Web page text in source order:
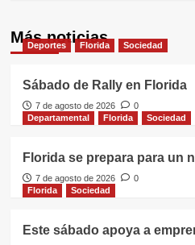
Más noticias
Deportes Florida Sociedad
Sábado de Rally en Florida
7 de agosto de 2026
0
Departamental
Florida Sociedad
Florida se prepara para un
7 de agosto de 2026
0
Florida
Sociedad
Este sábado apoya a